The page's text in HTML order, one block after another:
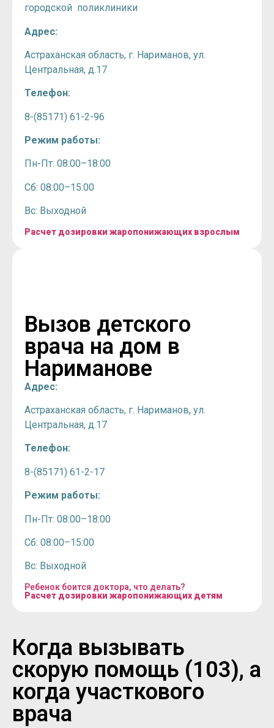
городской поликлиники
Адрес:
Астраханская область, г. Нариманов, ул.
Центральная, д.17
Телефон:
8-(85171) 61-2-96
Режим работы:
Пн-Пт: 08:00–18:00
Сб: 08:00–15:00
Вс: Выходной
Расчет дозировки жаропонижающих взрослым
Вызов детского
врача на дом в
Нариманове
Адрес:
Астраханская область, г. Нариманов, ул.
Центральная, д.17
Телефон:
8-(85171) 61-2-17
Режим работы:
Пн-Пт: 08:00–18:00
Сб: 08:00–15:00
Вс: Выходной
Ребенок боится доктора, что делать?
Расчет дозировки жаропонижающих детям
Когда вызывать
скорую помощь (103), а
когда участкового
врача